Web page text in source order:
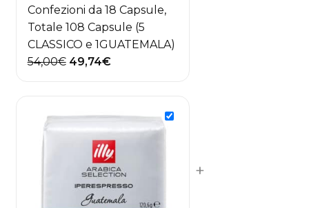
Confezioni da 18 Capsule,
Totale 108 Capsule (5
CLASSICO e 1GUATEMALA)
54,00€ Il
era:
54,00€.
49,74€Il
è:
49,74€.
+